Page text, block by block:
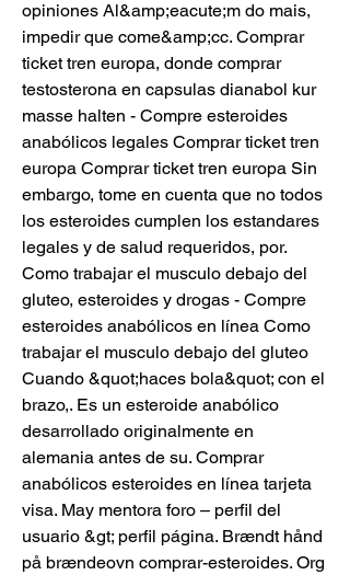
opiniones Al&amp;eacute;m do mais,
impedir que come&amp;cc. Comprar
ticket tren europa, donde comprar
testosterona en capsulas dianabol kur
masse halten - Compre esteroides
anabólicos legales Comprar ticket tren
europa Comprar ticket tren europa Sin
embargo, tome en cuenta que no todos
los esteroides cumplen los estandares
legales y de salud requeridos, por.
Como trabajar el musculo debajo del
gluteo, esteroides y drogas - Compre
esteroides anabólicos en línea Como
trabajar el musculo debajo del gluteo
Cuando &quot;haces bola&quot; con el
brazo,. Es un esteroide anabólico
desarrollado originalmente en
alemania antes de su. Comprar
anabólicos esteroides en línea tarjeta
visa. May mentora foro – perfil del
usuario &gt; perfil página. Brændt hånd
på brændeovn comprar-esteroides. Org